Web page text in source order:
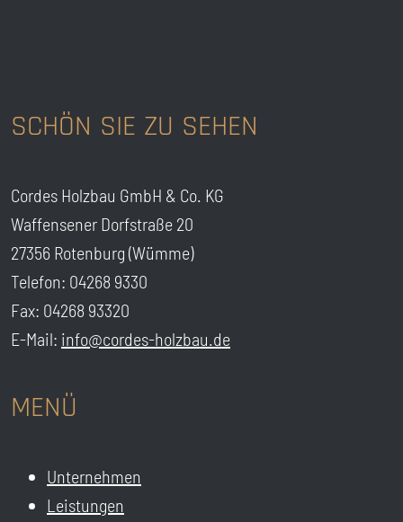
SCHÖN SIE ZU SEHEN
Cordes Holzbau GmbH & Co. KG
Waffensener Dorfstraße 20
27356 Rotenburg (Wümme)
Telefon: 04268 9330
Fax: 04268 93320
E-Mail: info@cordes-holzbau.de
MENÜ
Unternehmen
Leistungen